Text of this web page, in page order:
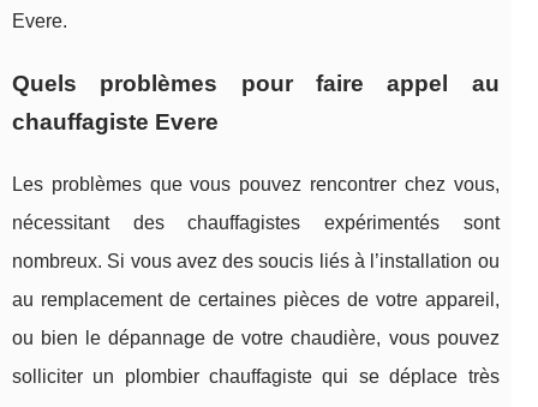
Evere.
Quels problèmes pour faire appel au
chauffagiste Evere
Les problèmes que vous pouvez rencontrer chez vous,
nécessitant des chauffagistes expérimentés sont
nombreux. Si vous avez des soucis liés à l’installation ou
au remplacement de certaines pièces de votre appareil,
ou bien le dépannage de votre chaudière, vous pouvez
solliciter un plombier chauffagiste qui se déplace très